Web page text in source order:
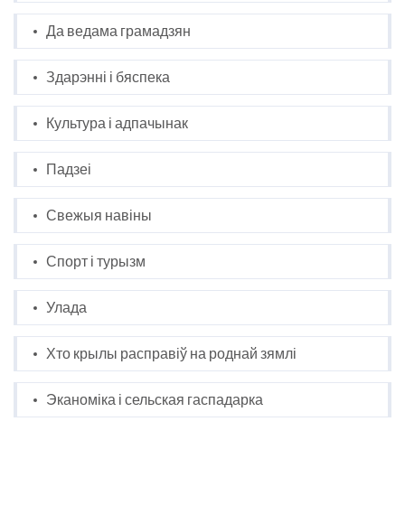
Да ведама грамадзян
Здарэнні і бяспека
Культура і адпачынак
Падзеі
Свежыя навіны
Спорт і турызм
Улада
Хто крылы расправіў на роднай зямлі
Эканоміка і сельская гаспадарка